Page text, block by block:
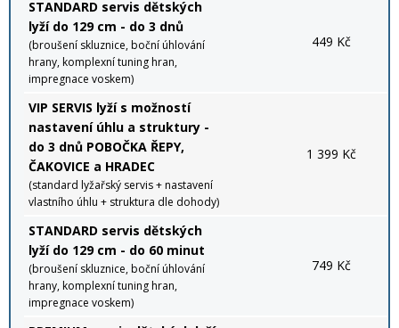
STANDARD servis dětských
lyží do 129 cm - do 3 dnů
(broušení skluznice, boční úhlování
hrany, komplexní tuning hran,
impregnace voskem)
449 Kč
VIP SERVIS lyží s možností
nastavení úhlu a struktury -
do 3 dnů POBOČKA ŘEPY,
ČAKOVICE a HRADEC
(standard lyžařský servis + nastavení
vlastního úhlu + struktura dle dohody)
1 399 Kč
STANDARD servis dětských
lyží do 129 cm - do 60 minut
(broušení skluznice, boční úhlování
hrany, komplexní tuning hran,
impregnace voskem)
749 Kč